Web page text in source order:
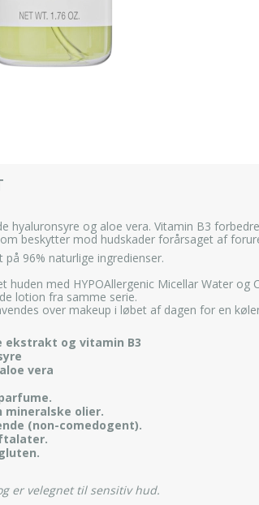
hyaluronsyre og aloe vera. Vitamin B3
beskytter mod hudskader forårsaget af
96% naturlige ingredienser.
huden med HYPOAllergenic Micellar Water
lotion fra samme serie.
over makeup i løbet af dagen for en
ekstrakt og vitamin B3
vera
mineralske olier.
(non-comedogent).
er velegnet til sensitiv hud.